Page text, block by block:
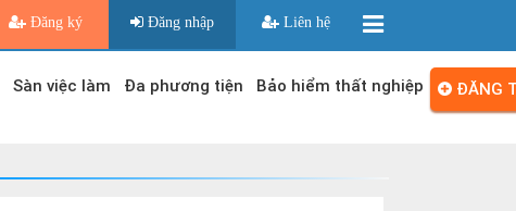
Đăng ký Đăng nhập Liên hệ
Sàn việc làm Đa phương tiện Bảo hiểm thất nghiệp ĐĂNG